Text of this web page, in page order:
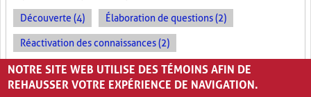
Découverte (4) Élaboration de questions (2)
Réactivation des connaissances (2)
Évolution des apprentissages (2)
NOTRE SITE WEB UTILISE DES TÉMOINS AFIN DE
REHAUSSER VOTRE EXPÉRIENCE DE NAVIGATION.